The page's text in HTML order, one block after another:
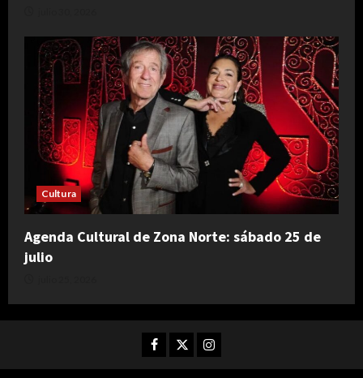
Cultura
Agenda Cultural de Zona Norte: sábado 25 de
julio
Facebook
TwitterInstagram